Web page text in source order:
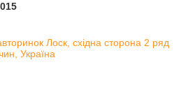
Лоск, східна сторона 2 ряд
Україна